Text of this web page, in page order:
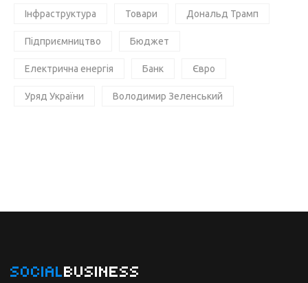
Інфраструктура Товари Дональд Трамп
Підприємництво Бюджет
Електрична енергія Банк Євро
Уряд України Володимир Зеленський
SOCIALBUSINESS